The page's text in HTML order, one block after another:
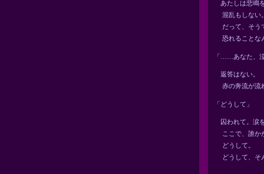
あたしは悲鳴
混乱もしない
だって、そう
恐れることな
「……あなた、
返答はない。
赤の奔流が流
「どうして」
囚われて。涙
ここで、誰か
どうして。
どうして、そ